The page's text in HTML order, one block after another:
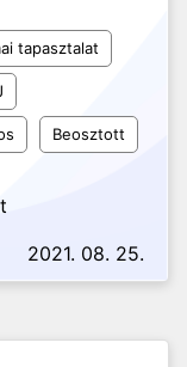
tapasztalat
Beosztott
2021. 08. 25.